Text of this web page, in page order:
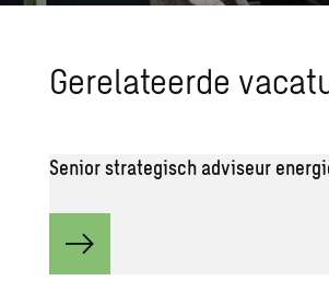
Ge­re­la­teer­de
Senior strategisch adviseur